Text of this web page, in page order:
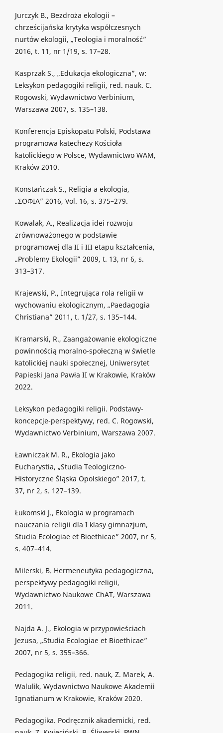
Jurczyk B., Bezdroża ekologii –
chrześcijańska krytyka współczesnych
nurtów ekologii, „Teologia i moralność”
2016, t. 11, nr 1/19, s. 17–28.
Kasprzak S., „Edukacja ekologiczna”, w:
Leksykon pedagogiki religii, red. nauk. C.
Rogowski, Wydawnictwo Verbinium,
Warszawa 2007, s. 135–138.
Konferencja Episkopatu Polski, Podstawa
programowa katechezy Kościoła
katolickiego w Polsce, Wydawnictwo WAM,
Kraków 2010.
Konstańczak S., Religia a ekologia,
„ΣΟΦΙΑ” 2016, Vol. 16, s. 375–279.
Kowalak, A., Realizacja idei rozwoju
zrównoważonego w podstawie
programowej dla II i III etapu kształcenia,
„Problemy Ekologii” 2009, t. 13, nr 6, s.
313–317.
Krajewski, P., Integrująca rola religii w
wychowaniu ekologicznym, „Paedagogia
Christiana” 2011, t. 1/27, s. 135–144.
Kramarski, R., Zaangażowanie ekologiczne
powinnością moralno-społeczną w świetle
katolickiej nauki społecznej, Uniwersytet
Papieski Jana Pawła II w Krakowie, Kraków
2022.
Leksykon pedagogiki religii. Podstawy-
koncepcje-perspektywy, red. C. Rogowski,
Wydawnictwo Verbinium, Warszawa 2007.
Ławniczak M. R., Ekologia jako
Eucharystia, „Studia Teologiczno-
Historyczne Śląska Opolskiego” 2017, t.
37, nr 2, s. 127–139.
Łukomski J., Ekologia w programach
nauczania religii dla I klasy gimnazjum,
Studia Ecologiae et Bioethicae” 2007, nr 5,
s. 407–414.
Milerski, B. Hermeneutyka pedagogiczna,
perspektywy pedagogiki religii,
Wydawnictwo Naukowe ChAT, Warszawa
2011.
Najda A. J., Ekologia w przypowieściach
Jezusa, „Studia Ecologiae et Bioethicae”
2007, nr 5, s. 355–366.
Pedagogika religii, red. nauk, Z. Marek, A.
Walulik, Wydawnictwo Naukowe Akademii
Ignatianum w Krakowie, Kraków 2020.
Pedagogika. Podręcznik akademicki, red.